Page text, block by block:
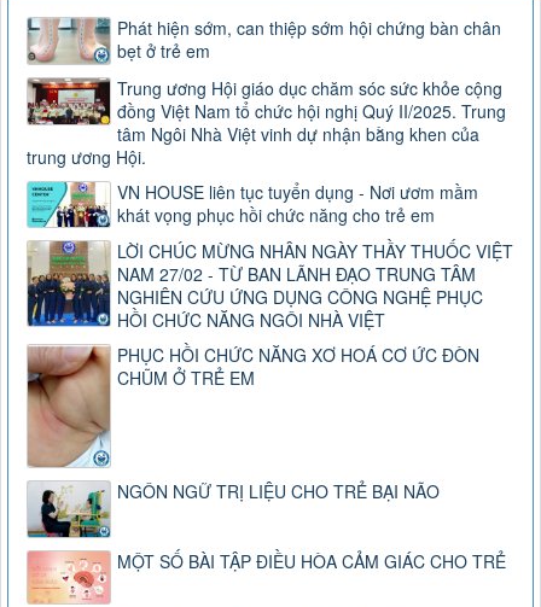
Phát hiện sớm, can thiệp sớm hội chứng bàn chân
bẹt ở trẻ em
Trung ương Hội giáo dục chăm sóc sức khỏe cộng
đồng Việt Nam tổ chức hội nghị Quý II/2025. Trung
tâm Ngôi Nhà Việt vinh dự nhận bằng khen của
trung ương Hội.
VN HOUSE liên tục tuyển dụng - Nơi ươm mầm
khát vọng phục hồi chức năng cho trẻ em
LỜI CHÚC MỪNG NHÂN NGÀY THẦY THUỐC VIỆT
NAM 27/02 - TỪ BAN LÃNH ĐẠO TRUNG TÂM
NGHIÊN CỨU ỨNG DỤNG CÔNG NGHỆ PHỤC
HỒI CHỨC NĂNG NGÔI NHÀ VIỆT
PHỤC HỒI CHỨC NĂNG XƠ HOÁ CƠ ỨC ĐÒN
CHŨM Ở TRẺ EM
NGÔN NGỮ TRỊ LIỆU CHO TRẺ BẠI NÃO
MỘT SỐ BÀI TẬP ĐIỀU HÒA CẢM GIÁC CHO TRẺ